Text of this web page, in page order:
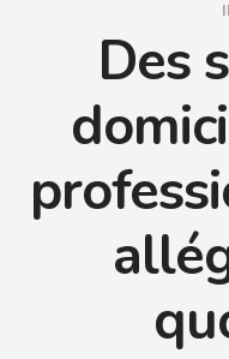
Des